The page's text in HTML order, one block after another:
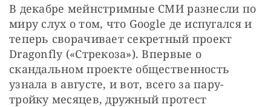
В декабре мейнстримные СМИ разнесли по
миру слух о том, что Google де испугался и
теперь сворачивает секретный проект
Dragonfly («Стрекоза»). Впервые о
скандальном проекте общественность
узнала в августе, и вот, всего за пару-
тройку месяцев, дружный протест